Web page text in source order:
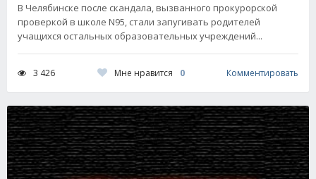
В Челябинске после скандала, вызванного прокурорской
проверкой в школе N95, стали запугивать родителей
учащихся остальных образовательных учреждений...
3 426 Мне нравится 0 Комментировать